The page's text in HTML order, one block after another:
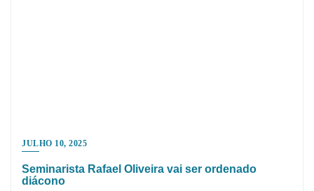
JULHO 10, 2025
Seminarista Rafael Oliveira vai ser ordenado
diácono